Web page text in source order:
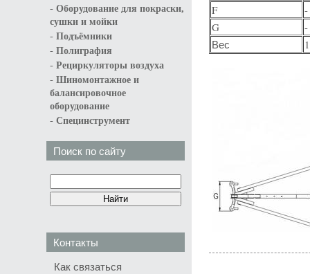
- Оборудование для покраски,
сушки и мойки
- Подъёмники
- Полиграфия
- Рециркуляторы воздуха
- Шиномонтажное и
балансировочное
оборудование
- Специнструмент
Поиск по сайту
Контакты
Как связаться
F
-
G
-
Вес